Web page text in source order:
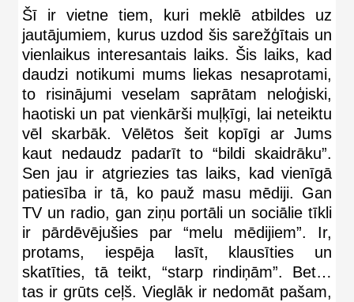
Šī ir vietne tiem, kuri meklē atbildes uz
jautājumiem, kurus uzdod šis sarežģītais un
vienlaikus interesantais laiks. Šis laiks, kad
daudzi notikumi mums liekas nesaprotami,
to risinājumi veselam saprātam neloģiski,
haotiski un pat vienkārši muļķīgi, lai neteiktu
vēl skarbāk. Vēlētos šeit kopīgi ar Jums
kaut nedaudz padarīt to “bildi skaidrāku”.
Sen jau ir atgriezies tas laiks, kad vienīgā
patiesība ir tā, ko pauž masu mēdiji. Gan
TV un radio, gan ziņu portāli un sociālie tīkli
ir pārdēvējušies par “melu mēdijiem”. Ir,
protams, iespēja lasīt, klausīties un
skatīties, tā teikt, “starp rindiņām”. Bet…
tas ir grūts ceļš. Vieglāk ir nedomāt pašam,